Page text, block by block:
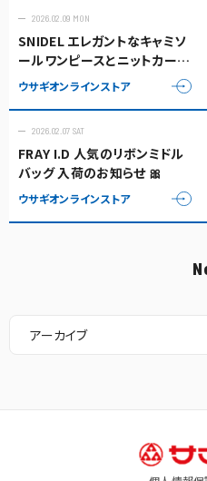
2026.02.09 MON
SNIDEL エレガントなキャミソ
ールワンピースとニットカーデ
ィガンのセットアイテム🌼
ウサギオンラインストア
2026.02.07 SAT
FRAY I.D 人気のリボンミドル
バッグ 入荷のお知らせ 🎀
ウサギオンラインストア
アーカイブ